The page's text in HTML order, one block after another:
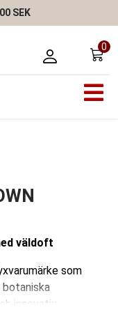
SEK
0
väldoft
som
innovativ